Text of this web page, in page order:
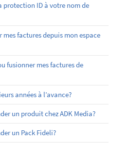
protection ID à votre nom de
factures depuis mon espace
fusionner mes factures de
années à l’avance?
un produit chez ADK Media?
un Pack Fideli?